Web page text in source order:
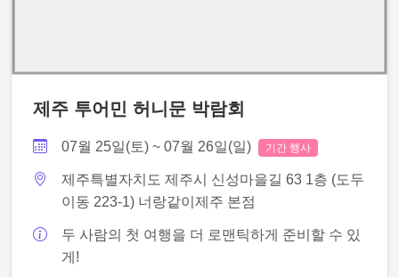
제주 투어민 허니문 박람회
07월 25일(토) ~ 07월 26일(일) 기간 행사
제주특별자치도 제주시 신성마을길 63 1층 (도두
이동 223-1) 너랑같이제주 본점
두 사람의 첫 여행을 더 로맨틱하게 준비할 수 있
게!